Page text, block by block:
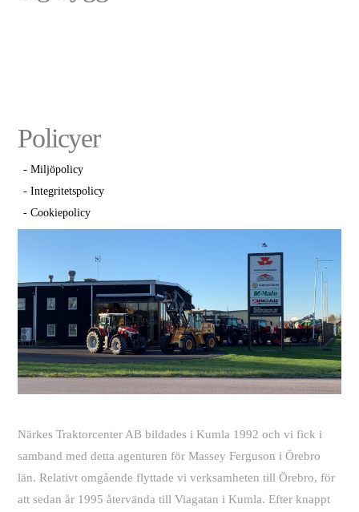
Policyer
- Miljöpolicy
- Integritetspolicy
- Cookiepolicy
Närkes Traktorcenter AB bildades i Kumla 1992 och vi fick i
samband med detta agenturen för Massey Ferguson i Örebro
län. Relativt omgående flyttade vi verksamheten till Örebro, för
att sedan år 1995 återvända till Viagatan i Kumla. Efter knappt